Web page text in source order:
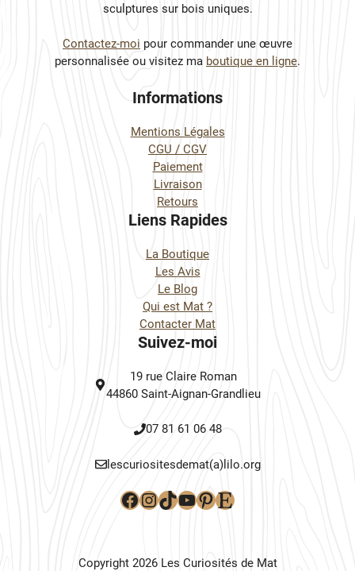
sculptures sur bois uniques.
Contactez-moi pour commander une œuvre
personnalisée ou visitez ma boutique en ligne.
Informations
Mentions Légales
CGU / CGV
Paiement
Livraison
Retours
Liens Rapides
La Boutique
Les Avis
Le Blog
Qui est Mat ?
Contacter Mat
Suivez-moi
19 rue Claire Roman
44860 Saint-Aignan-Grandlieu
07 81 61 06 48
lescuriositesdemat(a)lilo.org
Facebook
Instagram
TikTok
YouTube
Pinterest
Etsy
Copyright 2026 Les Curiosités de Mat